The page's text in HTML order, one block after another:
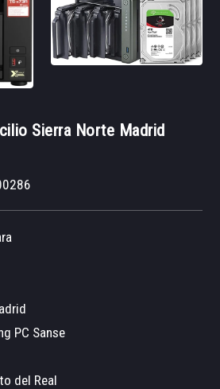
Sierra Norte Madrid
PC Sanse
del Real